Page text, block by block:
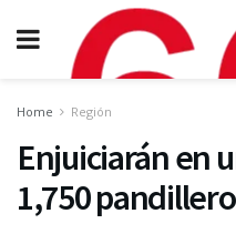
Home Región
Enjuiciarán en
1,750